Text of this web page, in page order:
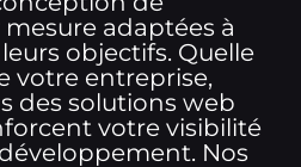
adaptées à
objectifs. Quelle
votre entreprise,
des solutions web
votre visibilité
Nos